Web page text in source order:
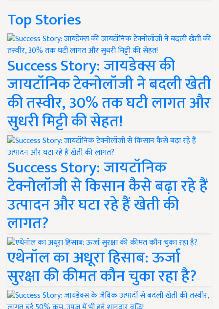
Top Stories
Success Story: जायडेक्स की
जायटॉनिक टेक्नोलॉजी ने बदली खेती
की तस्वीर, 30% तक घटी लागत और
सुधरी मिट्टी की सेहत!
Success Story: जायटॉनिक
टेक्नोलॉजी से किसान कैसे बढ़ा रहे हैं
उत्पादन और घटा रहे हैं खेती की
लागत?
एथेनॉल का अधूरा हिसाब: ऊर्जा
सुरक्षा की कीमत कौन चुका रहा है?